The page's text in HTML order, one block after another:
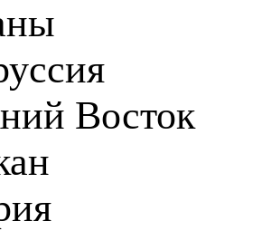
Восток